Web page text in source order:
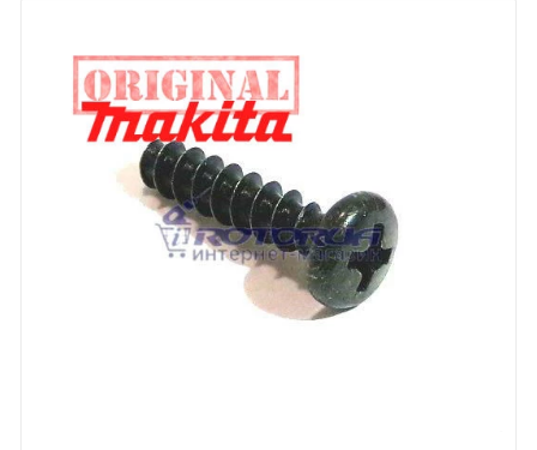
Шарикоподшипник 6002LLB
Предохранительное кольцо S-15
Зубчатое колесо 45 HP1621
Стальной шарик 5.0
Рычаг переключения
Пластина 19
Флянец
Шарикоподшипник 627DDW
Робочее колесо вентилятора 55
Якорь HP1621 иЯкорь аналог
Шарикоподшипник 627DDW